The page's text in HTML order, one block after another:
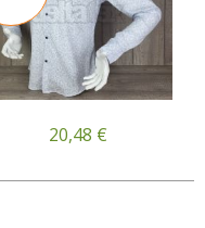
20,48 €